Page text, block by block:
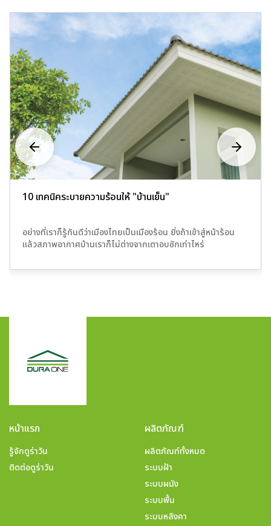
10 เทคนิคระบายความร้อนให้ "บ้านเย็น"
อย่างที่เราก็รู้กันดีว่าเมืองไทยเป็นเมืองร้อน ยิ่งถ้าเข้าสู่หน้าร้อน
แล้วสภาพอากาศบ้านเราก็ไม่ต่างจากเตาอบซักเท่าไหร่
หน้าแรก
รู้จักดูร่าวัน
ติดต่อดูร่าวัน
ผลิตภัณฑ์
ผลิตภัณฑ์ทั้งหมด
ระบบฝ้า
ระบบผนัง
ระบบพื้น
ระบบหลังคา